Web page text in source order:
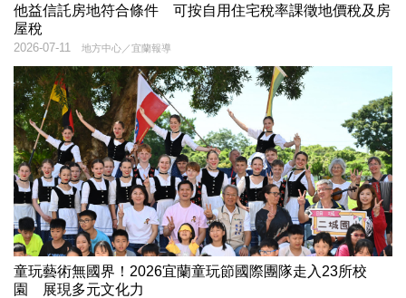
他益信託房地符合條件 可按自用住宅稅率課徵地價稅及房
屋稅
地方中心／宜蘭報導
2026-07-11
童玩藝術無國界！2026宜蘭童玩節國際團隊走入23所校
園 展現多元文化力